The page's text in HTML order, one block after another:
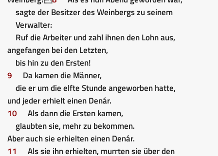
sagte der Besitzer des Weinbergs zu seinem
Verwalter:
Ruf die Arbeiter und zahl ihnen den Lohn aus,
angefangen bei den Letzten,
bis hin zu den Ersten!
9
Da kamen die Männer,
die er um die elfte Stunde angeworben hatte,
und jeder erhielt einen Denár.
10
Als dann die Ersten kamen,
glaubten sie, mehr zu bekommen.
Aber auch sie erhielten einen Denár.
11
Als sie ihn erhielten, murrten sie über den